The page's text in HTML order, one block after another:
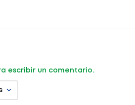
escribir un comentario.